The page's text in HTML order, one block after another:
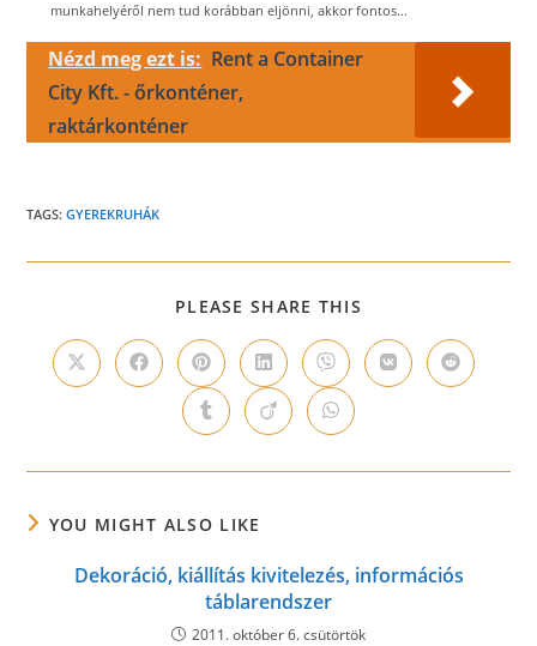
munkahelyéről nem tud korábban eljönni, akkor fontos...
Nézd meg ezt is: Rent a Container
City Kft. - őrkonténer,
raktárkonténer
TAGS:GYEREKRUHÁK
PLEASE SHARE THIS
CONTENT
Opens
in
Opens
in
window
Opens
in
a
new
window
Opens
in
a
new
window
Opens
in
a
new
window
Opens
in
Opens
in
Opens
in
new
Opens
in
new
Opens
in
new
YOU MIGHT ALSO LIKE
Dekoráció, kiállítás kivitelezés, információs
táblarendszer
2011. október 6. csütörtök